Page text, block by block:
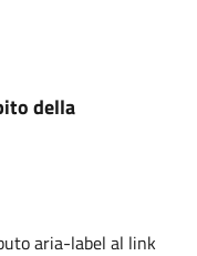
della
aria-label al link